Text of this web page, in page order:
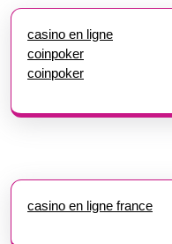
casino en ligne
coinpoker
coinpoker
casino en ligne france